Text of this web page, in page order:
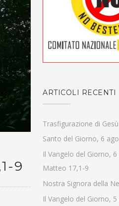
9
ARTICOLI RECENTI
Trasfigurazione di Gesù
Santo del Giorno, 6
Il Vangelo del Giorno,
Matteo 17,1-9
Nostra Signora della
Il Vangelo del Giorno,